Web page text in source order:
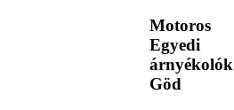
Motoros
Egyedi
árnyékolók
Göd